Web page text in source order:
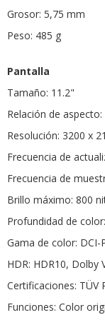
Grosor: 5,75 mm
Peso: 485 g
Pantalla
Tamaño: 11.2"
Relación de aspecto:
Resolución: 3200 x
Frecuencia de
Frecuencia de
Brillo máximo: 800
Profundidad de
Gama de color: DCI-
HDR: HDR10, Dolby
Certificaciones: TÜV
Funciones: Color